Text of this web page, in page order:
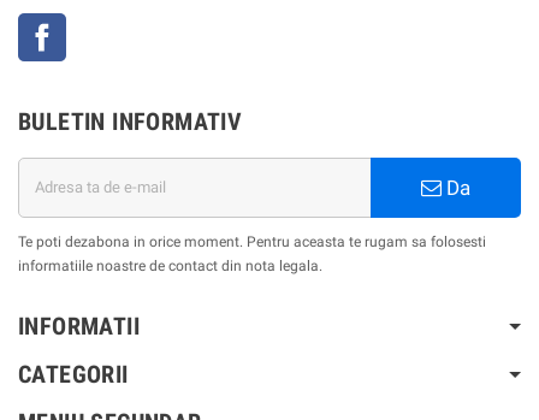
BULETIN INFORMATIV
Da
Te poti dezabona in orice moment. Pentru aceasta te rugam sa folosesti
informatiile noastre de contact din nota legala.
INFORMATII
CATEGORII